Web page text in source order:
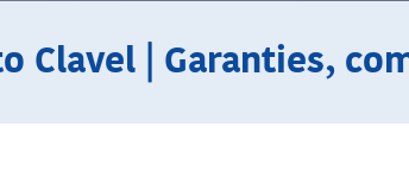
Clavel | Garanties,